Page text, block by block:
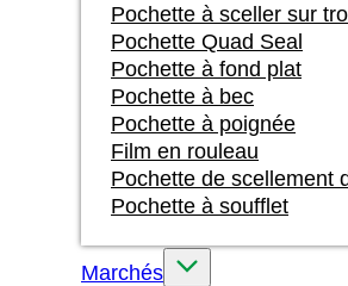
Pochette à sceller sur
Pochette Quad Seal
Pochette à fond plat
Pochette à bec
Pochette à poignée
Film en rouleau
Pochette de scellement
Pochette à soufflet
Marchés